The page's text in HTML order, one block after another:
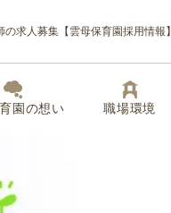
求人募集【雲母保育園採用情報】
園の想い 職場環境